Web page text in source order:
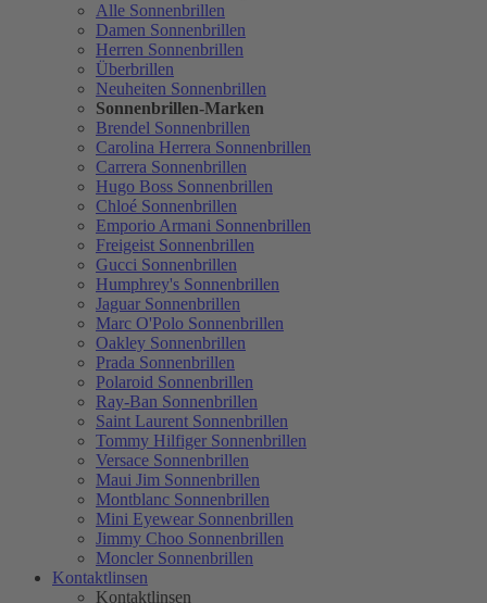
Alle Sonnenbrillen
Damen Sonnenbrillen
Herren Sonnenbrillen
Überbrillen
Neuheiten Sonnenbrillen
Sonnenbrillen-Marken
Brendel Sonnenbrillen
Carolina Herrera Sonnenbrillen
Carrera Sonnenbrillen
Hugo Boss Sonnenbrillen
Chloé Sonnenbrillen
Emporio Armani Sonnenbrillen
Freigeist Sonnenbrillen
Gucci Sonnenbrillen
Humphrey's Sonnenbrillen
Jaguar Sonnenbrillen
Marc O'Polo Sonnenbrillen
Oakley Sonnenbrillen
Prada Sonnenbrillen
Polaroid Sonnenbrillen
Ray-Ban Sonnenbrillen
Saint Laurent Sonnenbrillen
Tommy Hilfiger Sonnenbrillen
Versace Sonnenbrillen
Maui Jim Sonnenbrillen
Montblanc Sonnenbrillen
Mini Eyewear Sonnenbrillen
Jimmy Choo Sonnenbrillen
Moncler Sonnenbrillen
Kontaktlinsen
Kontaktlinsen